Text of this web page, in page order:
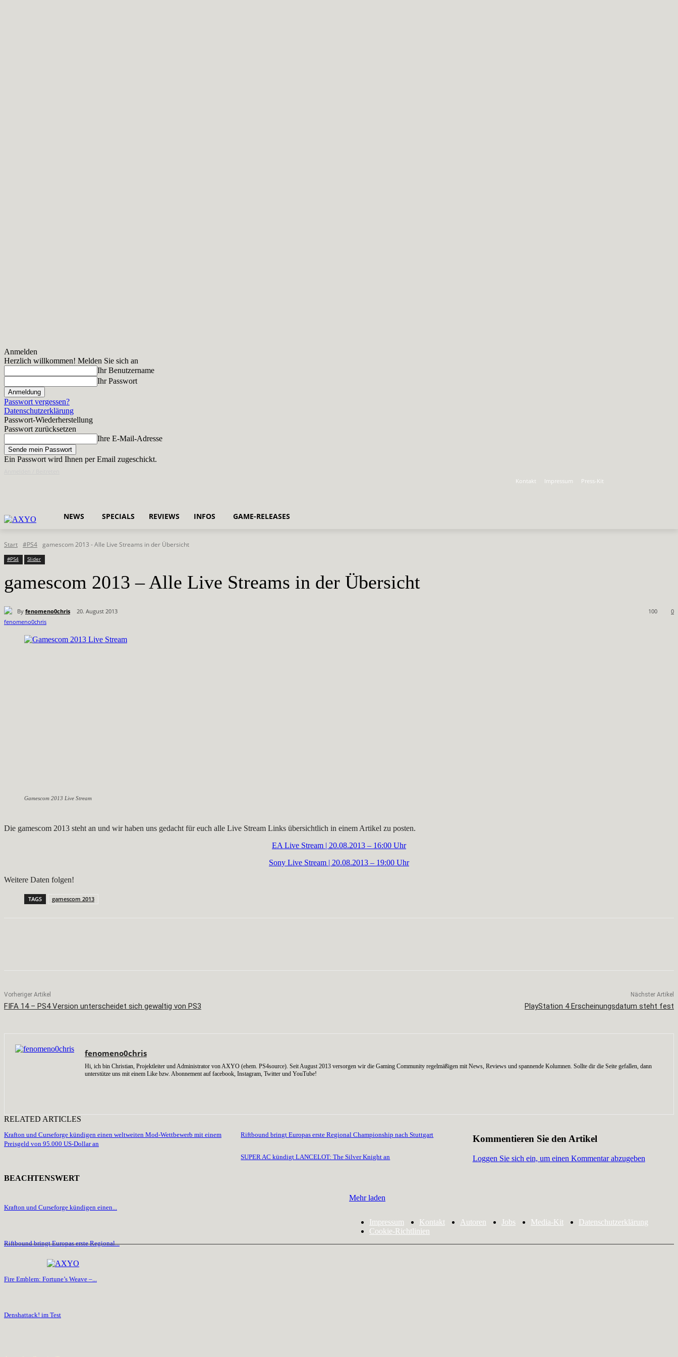
Anmelden
Herzlich willkommen! Melden Sie sich an
Ihr Benutzername
Ihr Passwort
Passwort vergessen?
Datenschutzerklärung
Passwort-Wiederherstellung
Passwort zurücksetzen
Ihre E-Mail-Adresse
Ein Passwort wird Ihnen per Email zugeschickt.
Kontakt
Impressum Press-Kit
NEWS SPECIALS REVIEWS INFOS GAME-RELEASES
Start #PS4 gamescom 2013 - Alle Live Streams in der Übersicht
#PS4 Slider
gamescom 2013 – Alle Live Streams in der Übersicht
By fenomeno0chris 20. August 2013 0
100
Gamescom 2013 Live Stream
Die gamescom 2013 steht an und wir haben uns gedacht für euch alle Live Stream Links übersichtlich in einem Artikel zu posten.
EA Live Stream | 20.08.2013 – 16:00 Uhr
Sony Live Stream | 20.08.2013 – 19:00 Uhr
Weitere Daten folgen!
TAGS gamescom 2013
Vorheriger Artikel
FIFA 14 – PS4 Version unterscheidet sich gewaltig von PS3
Nächster Artikel
PlayStation 4 Erscheinungsdatum steht fest
fenomeno0chris
Hi, ich bin Christian, Projektleiter und Administrator von AXYO (ehem. PS4source). Seit August 2013 versorgen wir die Gaming Community regelmäßigen mit News, Reviews und spannende Kolumnen. Sollte dir die Seite gefallen, dann
unterstütze uns mit einem Like bzw. Abonnement auf facebook, Instagram, Twitter und YouTube!
RELATED ARTICLES
Krafton und Curseforge kündigen einen weltweiten Mod-Wettbewerb mit einem
Preisgeld von 95.000 US-Dollar an
Riftbound bringt Europas erste Regional Championship nach Stuttgart
SUPER AC kündigt LANCELOT: The Silver Knight an
Kommentieren Sie den Artikel
Loggen Sie sich ein, um einen Kommentar abzugeben
BEACHTENSWERT
Krafton und Curseforge kündigen einen...
Riftbound bringt Europas erste Regional...
Fire Emblem: Fortune’s Weave –...
Denshattack! im Test
Mehr laden
Impressum Kontakt Autoren Jobs Media-Kit
Datenschutzerklärung
Cookie-Richtlinien